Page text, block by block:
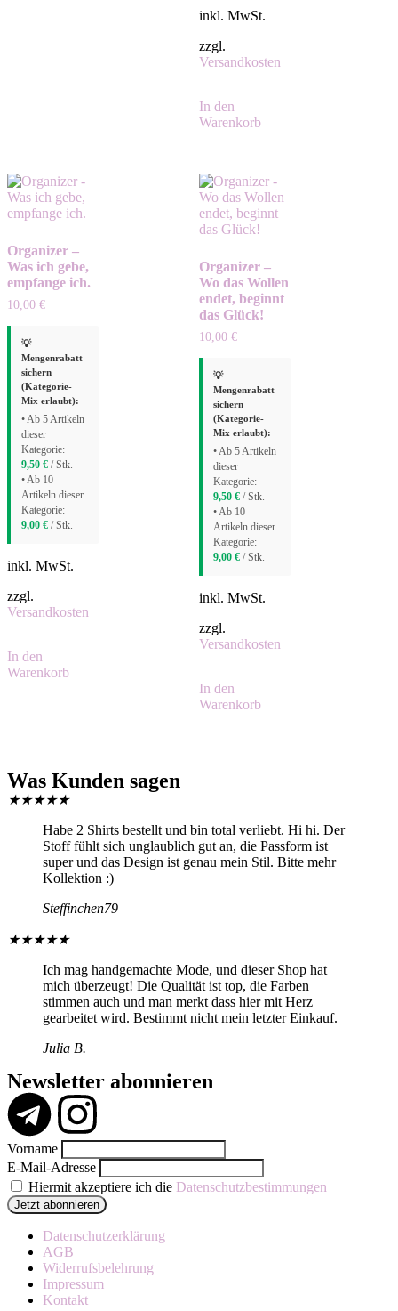
inkl. MwSt.
zzgl.
Versandkosten
In den
Warenkorb
Organizer –
Was ich gebe,
empfange ich.
10,00 €
💡
Mengenrabatt
sichern
(Kategorie-
Mix erlaubt):
• Ab 5 Artikeln
dieser
Kategorie:
9,50 € / Stk.
• Ab 10
Artikeln dieser
Kategorie:
9,00 € / Stk.
inkl. MwSt.
zzgl.
Versandkosten
In den
Warenkorb
Organizer –
Wo das Wollen
endet, beginnt
das Glück!
10,00 €
💡
Mengenrabatt
sichern
(Kategorie-
Mix erlaubt):
• Ab 5 Artikeln
dieser
Kategorie:
9,50 € / Stk.
• Ab 10
Artikeln dieser
Kategorie:
9,00 € / Stk.
inkl. MwSt.
zzgl.
Versandkosten
In den
Warenkorb
Was Kunden sagen
★★★★★
Habe 2 Shirts bestellt und bin total verliebt. Hi hi. Der
Stoff fühlt sich unglaublich gut an, die Passform ist
super und das Design ist genau mein Stil. Bitte mehr
Kollektion :)
Steffinchen79
★★★★★
Ich mag handgemachte Mode, und dieser Shop hat
mich überzeugt! Die Qualität ist top, die Farben
stimmen auch und man merkt dass hier mit Herz
gearbeitet wird. Bestimmt nicht mein letzter Einkauf.
Julia B.
Newsletter abonnieren
Vorname
E-Mail-Adresse
Hiermit akzeptiere ich die Datenschutzbestimmungen
Datenschutzerklärung
AGB
Widerrufsbelehrung
Impressum
Kontakt